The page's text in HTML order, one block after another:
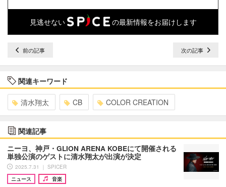
見逃せない の最新情報をお届けします
前の記事 次の記事
関連キーワード
清水翔太 CB COLOR CREATION
関連記事
ニーヨ、神戸・GLION ARENA KOBEにて開催される
単独公演のゲストに清水翔太が出演が決定
2025.7.31 ｜ SPICER
ニュース
音楽